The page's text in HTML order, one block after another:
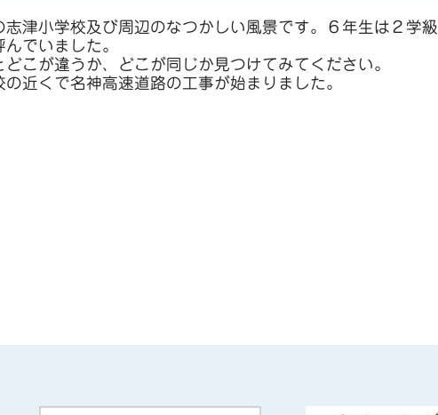
志津小学校及び周辺のなつかしい風景です。６年生は２学級
でいました。
こが違うか、どこが同じか見つけてみてください。
近くで名神高速道路の工事が始まりました。